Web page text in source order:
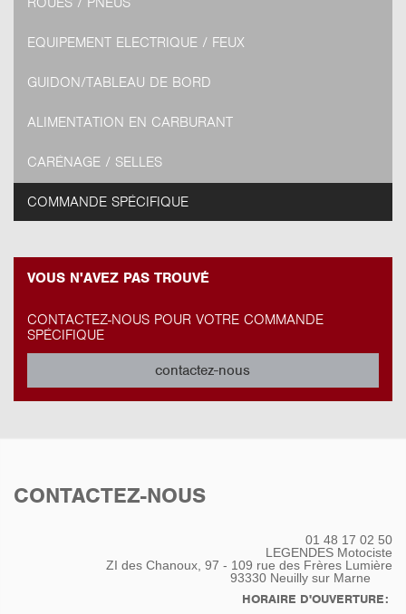
EQUIPEMENT ELECTRIQUE / FEUX
GUIDON/TABLEAU DE BORD
ALIMENTATION EN CARBURANT
CARÉNAGE / SELLES
COMMANDE SPÉCIFIQUE
VOUS N'AVEZ PAS TROUVÉ
CONTACTEZ-NOUS POUR VOTRE COMMANDE
SPÉCIFIQUE
contactez-nous
CONTACTEZ-NOUS
01 48 17 02 50
LEGENDES Motociste
ZI des Chanoux, 97 - 109 rue des Frères Lumière
93330 Neuilly sur Marne
HORAIRE D'OUVERTURE: